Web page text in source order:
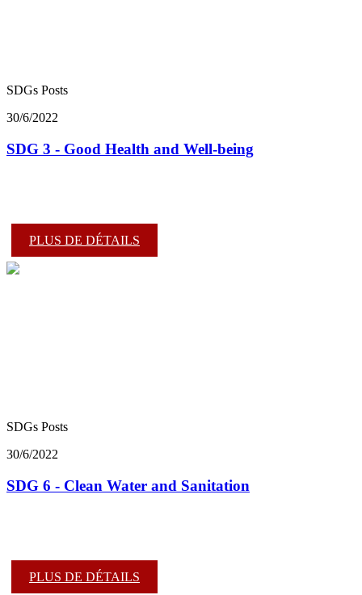
SDGs Posts
30/6/2022
SDG 3 - Good Health and Well-being
PLUS DE DÉTAILS
SDGs Posts
30/6/2022
SDG 6 - Clean Water and Sanitation
PLUS DE DÉTAILS